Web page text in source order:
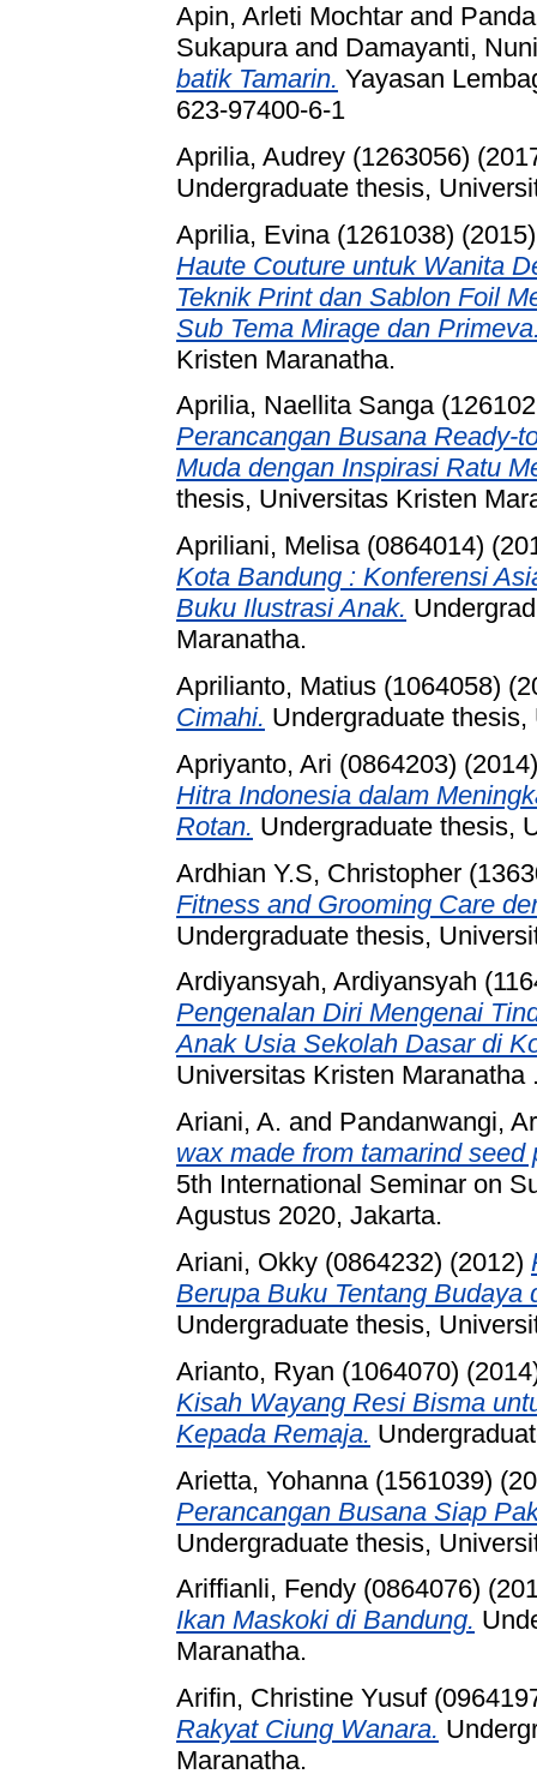
Apin, Arleti Mochtar and
Sukapura and Damayanti,
batik Tamarin. Yayasan
623-97400-6-1
Aprilia, Audrey (1263056)
Undergraduate thesis,
Aprilia, Evina (1261038)
Haute Couture untuk Wanita
Teknik Print dan Sablon Foil
Sub Tema Mirage dan
Kristen Maranatha.
Aprilia, Naellita Sanga
Perancangan Busana Ready-
Muda dengan Inspirasi Ratu
thesis, Universitas Kristen
Apriliani, Melisa (0864014)
Kota Bandung : Konferensi
Buku Ilustrasi Anak.
Maranatha.
Aprilianto, Matius (1064058)
Cimahi. Undergraduate
Apriyanto, Ari (0864203)
Hitra Indonesia dalam
Rotan. Undergraduate thesis,
Ardhian Y.S, Christopher
Fitness and Grooming Care
Undergraduate thesis,
Ardiyansyah, Ardiyansyah
Pengenalan Diri Mengenai
Anak Usia Sekolah Dasar di
Universitas Kristen Maranatha
Ariani, A. and Pandanwangi,
wax made from tamarind
5th International Seminar on
Agustus 2020, Jakarta.
Ariani, Okky (0864232) (2012)
Berupa Buku Tentang Budaya
Undergraduate thesis,
Arianto, Ryan (1064070)
Kisah Wayang Resi Bisma
Kepada Remaja.
Arietta, Yohanna (1561039)
Perancangan Busana Siap
Undergraduate thesis,
Ariffianli, Fendy (0864076)
Ikan Maskoki di Bandung.
Maranatha.
Arifin, Christine Yusuf
Rakyat Ciung Wanara.
Maranatha.